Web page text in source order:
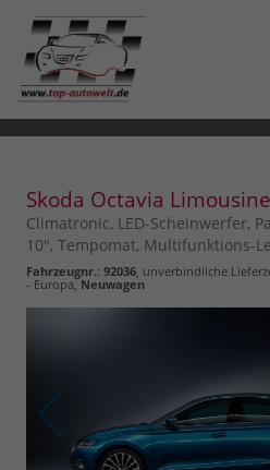
Skoda Octavia Limousine
Climatronic, LED-Scheinwerfer,
10", Tempomat, Multifunktions-
Fahrzeugnr.: 92036 , unverbindliche
- Europa,Neuwagen